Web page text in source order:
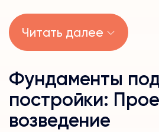
Читать далее
Фундаменты
постройки:
возведение